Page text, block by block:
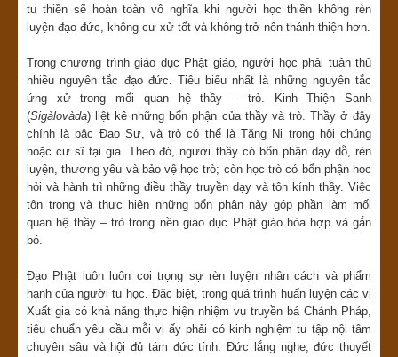
tu thiền sẽ hoàn toàn vô nghĩa khi người học thiền không rèn
luyện đạo đức, không cư xử tốt và không trở nên thánh thiện hơn.
Trong chương trình giáo dục Phật giáo, người học phải tuân thủ
nhiều nguyên tắc đạo đức. Tiêu biểu nhất là những nguyên tắc
ứng xử trong mối quan hệ thầy – trò. Kinh Thiện Sanh
(Sigàlovàda) liệt kê những bổn phận của thầy và trò. Thầy ở đây
chính là bậc Đạo Sư, và trò có thể là Tăng Ni trong hội chúng
hoặc cư sĩ tại gia. Theo đó, người thầy có bổn phận dạy dỗ, rèn
luyện, thương yêu và bảo vệ học trò; còn học trò có bổn phận học
hỏi và hành trì những điều thầy truyền dạy và tôn kính thầy. Việc
tôn trọng và thực hiện những bổn phận này góp phần làm mối
quan hệ thầy – trò trong nền giáo dục Phật giáo hòa hợp và gắn
bó.
Đạo Phật luôn luôn coi trọng sự rèn luyện nhân cách và phẩm
hạnh của người tu học. Đặc biệt, trong quá trình huấn luyện các vị
Xuất gia có khả năng thực hiện nhiệm vụ truyền bá Chánh Pháp,
tiêu chuẩn yêu cầu mỗi vị ấy phải có kinh nghiệm tu tập nội tâm
chuyên sâu và hội đủ tám đức tính: Đức lắng nghe, đức thuyết